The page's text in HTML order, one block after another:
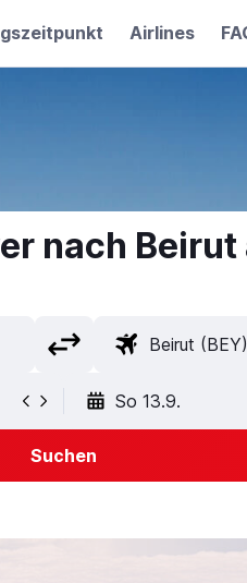
Airlines
nach Beirut
So 13.9.
Suchen